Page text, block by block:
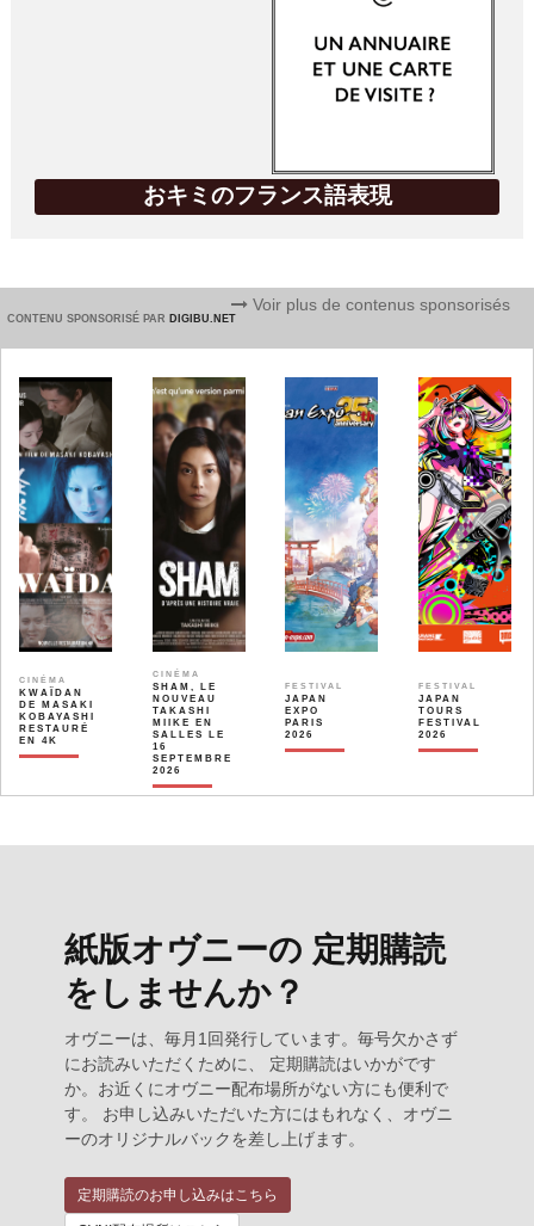
おキミのフランス語表現
CONTENU SPONSORISÉ PAR DIGIBU.NET
Voir plus de contenus sponsorisés
CINÉMA
KWAÏDAN
DE MASAKI
KOBAYASHI
RESTAURÉ
EN 4K
CINÉMA
SHAM, LE
NOUVEAU
TAKASHI
MIIKE EN
SALLES LE
16
SEPTEMBRE
2026
FESTIVAL
JAPAN
EXPO
PARIS
2026
FESTIVAL
JAPAN
TOURS
FESTIVAL
2026
紙版オヴニーの 定期購読
をしませんか？
オヴニーは、毎月1回発行しています。毎号欠かさず
にお読みいただくために、 定期購読はいかがです
か。お近くにオヴニー配布場所がない方にも便利で
す。 お申し込みいただいた方にはもれなく、オヴニ
ーのオリジナルバックを差し上げます。
定期購読のお申し込みはこちら